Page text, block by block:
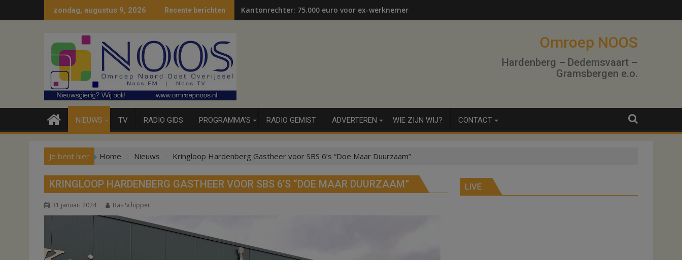
naar
zondag, augustus 9, 2026 Recente berichten Kantonrechter: 75.000 euro voor ex-werknemers
Omroep NOOS
Hardenberg – Dedemsvaart –
Gramsbergen e.o.
NIEUWS TV RADIO GIDS PROGRAMMA’S RADIO GEMIST ADVERTEREN WIE ZIJN WIJ? CONTACT
Je bent hier Home Nieuws Kringloop Hardenberg Gastheer voor SBS 6’s “Doe Maar Duurzaam”
KRINGLOOP HARDENBERG GASTHEER VOOR SBS 6’S “DOE MAAR DUURZAAM”
31 januari 2024 Bas Schipper
LIVE